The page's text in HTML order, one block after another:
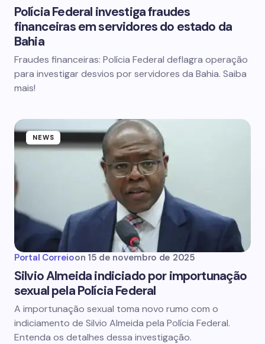
Polícia Federal investiga fraudes
financeiras em servidores do estado da
Bahia
Fraudes financeiras: Polícia Federal deflagra operação
para investigar desvios por servidores da Bahia. Saiba
mais!
NEWS
Portal Correioon 15 de novembro de 2025
Silvio Almeida indiciado por importunação
sexual pela Polícia Federal
A importunação sexual toma novo rumo com o
indiciamento de Silvio Almeida pela Polícia Federal.
Entenda os detalhes dessa investigação.